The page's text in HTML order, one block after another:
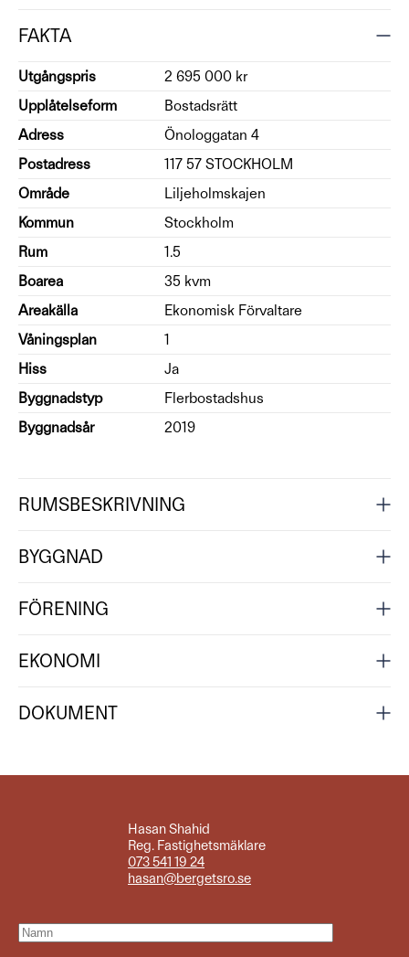
FAKTA
Utgångspris
2 695 000 kr
Upplåtelseform
Bostadsrätt
Adress
Önologgatan 4
Postadress
117 57 STOCKHOLM
Område
Liljeholmskajen
Kommun
Stockholm
Rum
1.5
Boarea
35 kvm
Areakälla
Ekonomisk Förvaltare
Våningsplan
1
Hiss
Ja
Byggnadstyp
Flerbostadshus
Byggnadsår
2019
RUMSBESKRIVNING
BYGGNAD
FÖRENING
EKONOMI
DOKUMENT
Hasan Shahid
Reg. Fastighetsmäklare
073 541 19 24
hasan@bergetsro.se